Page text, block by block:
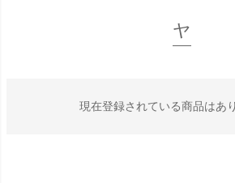
ヤ
現在登録されている商品はあ